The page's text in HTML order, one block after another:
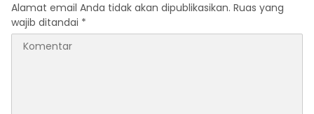
Alamat email Anda tidak akan dipublikasikan. Ruas yang
wajib ditandai *